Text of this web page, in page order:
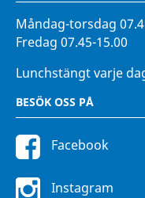
Måndag-torsdag
Fredag 07.45-15.00
Lunchstängt varje
BESÖK OSS PÅ
Facebook
Instagram